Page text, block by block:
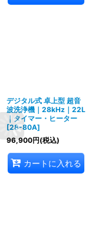
デジタル式 卓上型 超音
波洗浄機｜28kHz｜22L
｜タイマー・ヒーター
[28-80A]
96,900円(税込)
カートに入れる